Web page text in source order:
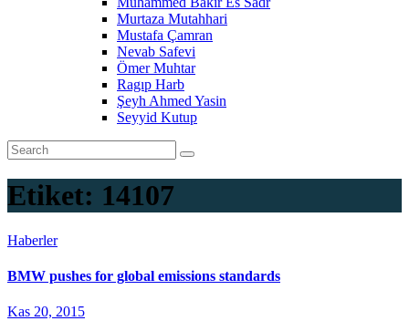
Murtaza Mutahhari
Mustafa Çamran
Nevab Safevi
Ömer Muhtar
Ragıp Harb
Şeyh Ahmed Yasin
Seyyid Kutup
Etiket: 14107
Haberler
BMW pushes for global emissions standards
Kas 20, 2015